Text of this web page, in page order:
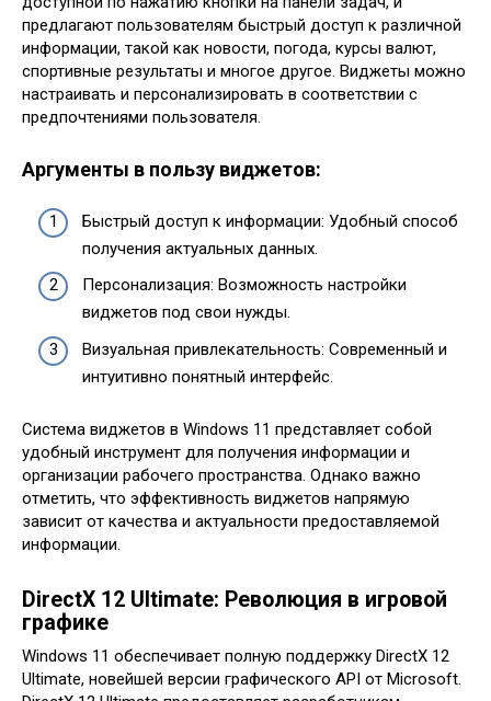
предлагают пользователям быстрый доступ к различной
информации, такой как новости, погода, курсы валют,
спортивные результаты и многое другое. Виджеты можно
настраивать и персонализировать в соответствии с
предпочтениями пользователя.
Аргументы в пользу виджетов:
Быстрый доступ к информации: Удобный способ
получения актуальных данных.
Персонализация: Возможность настройки
виджетов под свои нужды.
Визуальная привлекательность: Современный и
интуитивно понятный интерфейс.
Система виджетов в Windows 11 представляет собой
удобный инструмент для получения информации и
организации рабочего пространства. Однако важно
отметить, что эффективность виджетов напрямую
зависит от качества и актуальности предоставляемой
информации.
DirectX 12 Ultimate: Революция в игровой
графике
Windows 11 обеспечивает полную поддержку DirectX 12
Ultimate, новейшей версии графического API от Microsoft.